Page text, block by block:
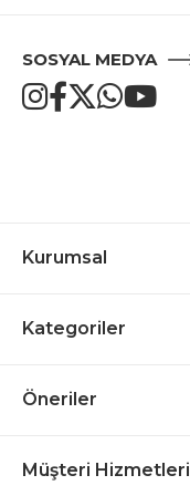
SOSYAL MEDYA
Kurumsal
Kategoriler
Öneriler
Müşteri Hizmetleri